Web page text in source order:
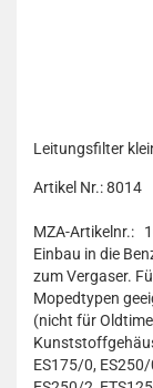
Leitungsfilter
Artikel Nr.: 8014
MZA-Artikelnr.:
Einbau in die
zum Vergaser.
Mopedtypen
(nicht für
ES175/0,